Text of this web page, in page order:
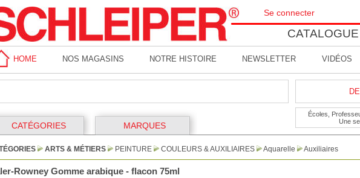
Se connecter
HOME NOS MAGASINS NOTRE HISTOIRE NEWSLETTER VIDÉOS
Écoles,
Une
CATÉGORIES MARQUES
ARTS & MÉTIERS PEINTURE COULEURS & AUXILIAIRES Aquarelle Auxiliaires
Rowney Gomme arabique - flacon 75ml